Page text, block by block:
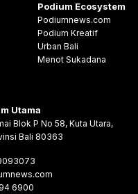
Podium Ecosystem
Podiumnews.com
Podium Kreatif
Urban Bali
Menot Sukadana
Utama
Blok P No 58, Kuta Utara,
Bali 80363
6900